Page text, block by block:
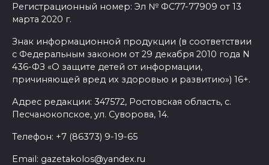
Регистрационный номер: Эл № ФС77-77909 от 13
марта 2020 г.
Знак информационной продукции (в соответствии
с Федеральным законом от 29 декабря 2010 года N
436-ФЗ «О защите детей от информации,
причиняющей вред их здоровью и развитию») 16+.
Адрес редакции: 347572, Ростовская область, с.
Песчанокопское, ул. Суворова, 14.
Телефон: +7 (86373) 9-19-65
Email: gazetakolos@yandex.ru